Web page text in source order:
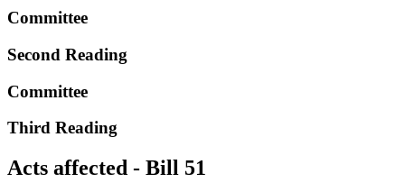
Committee
Second Reading
Committee
Third Reading
Acts affected - Bill 51